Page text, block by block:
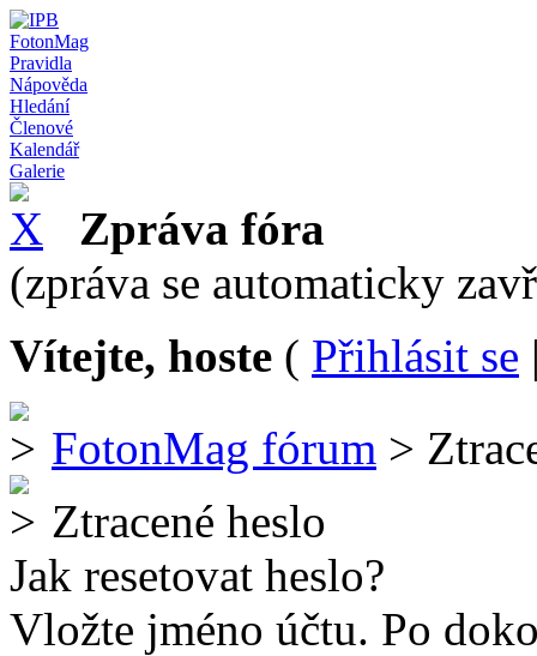
FotonMag
Pravidla
Nápověda
Hledání
Členové
Kalendář
Galerie
Zpráva fóra
(zpráva se automaticky
Vítejte, hoste ( Přihlásit se
FotonMag fórum >
Ztracené heslo
Jak resetovat heslo?
Vložte jméno účtu. Po